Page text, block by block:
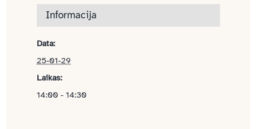
Informacija
Data:
25-01-29
Laikas:
14:00 - 14:30